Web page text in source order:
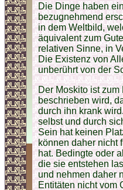
Die Dinge haben
bezugnehmend
in dem Weltbild,
äquivalent zum
relativen Sinne, in
Die Existenz von
unberührt von der
Der Moskito ist
beschrieben wird,
durch ihn krank
selbst und durch
Sein hat keinen
können daher nicht
hat. Bedingte oder
die sie entstehen
und nehmen daher
Entitäten nicht vom